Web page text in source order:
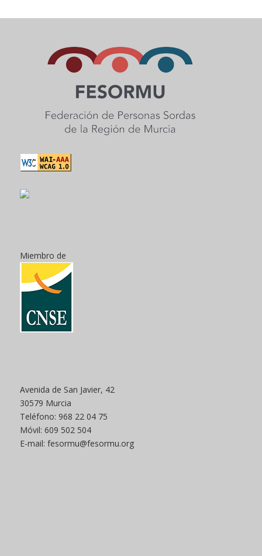
Miembro de
Avenida de San Javier, 42
30579 Murcia
Teléfono: 968 22 04 75
Móvil: 609 502 504
E-mail: fesormu@fesormu.org